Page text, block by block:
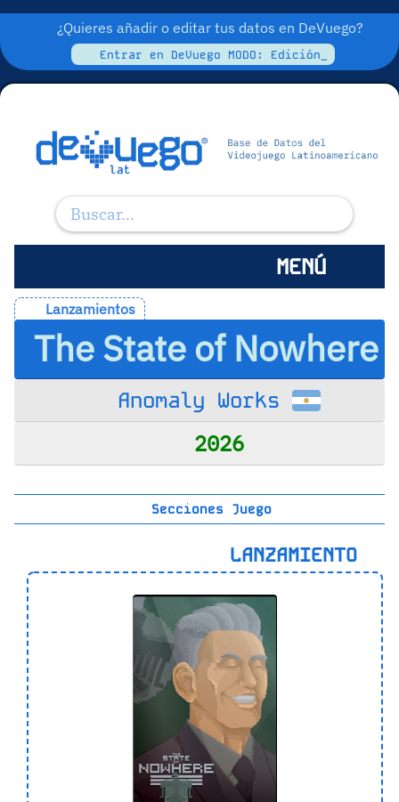
¿Quieres añadir o editar tus datos en DeVuego?
Entrar en DeVuego MODO: Edición_
MENÚ
Lanzamientos
The State of Nowhere
Anomaly Works
2026
Secciones Juego
LANZAMIENTO